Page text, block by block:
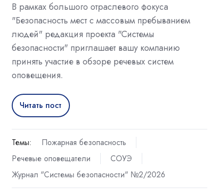
В рамках большого отраслевого фокуса
"Безопасность мест с массовым пребыванием
людей" редакция проекта "Системы
безопасности" приглашает вашу компанию
принять участие в обзоре речевых систем
оповещения.
Читать пост
Темы:
Пожарная безопасность
Речевые оповещатели
СОУЭ
Журнал "Системы безопасности" №2/2026